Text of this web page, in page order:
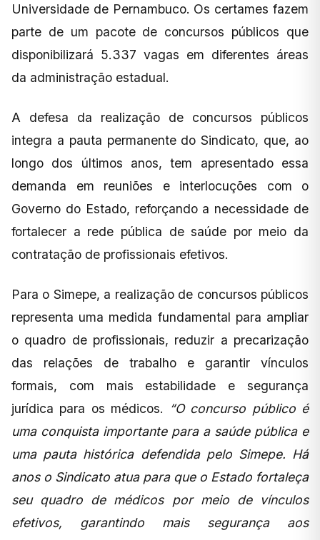
Universidade de Pernambuco. Os certames fazem
parte de um pacote de concursos públicos que
disponibilizará 5.337 vagas em diferentes áreas
da administração estadual.
A defesa da realização de concursos públicos
integra a pauta permanente do Sindicato, que, ao
longo dos últimos anos, tem apresentado essa
demanda em reuniões e interlocuções com o
Governo do Estado, reforçando a necessidade de
fortalecer a rede pública de saúde por meio da
contratação de profissionais efetivos.
Para o Simepe, a realização de concursos públicos
representa uma medida fundamental para ampliar
o quadro de profissionais, reduzir a precarização
das relações de trabalho e garantir vínculos
formais, com mais estabilidade e segurança
jurídica para os médicos. “O concurso público é
uma conquista importante para a saúde pública e
uma pauta histórica defendida pelo Simepe. Há
anos o Sindicato atua para que o Estado fortaleça
seu quadro de médicos por meio de vínculos
efetivos, garantindo mais segurança aos